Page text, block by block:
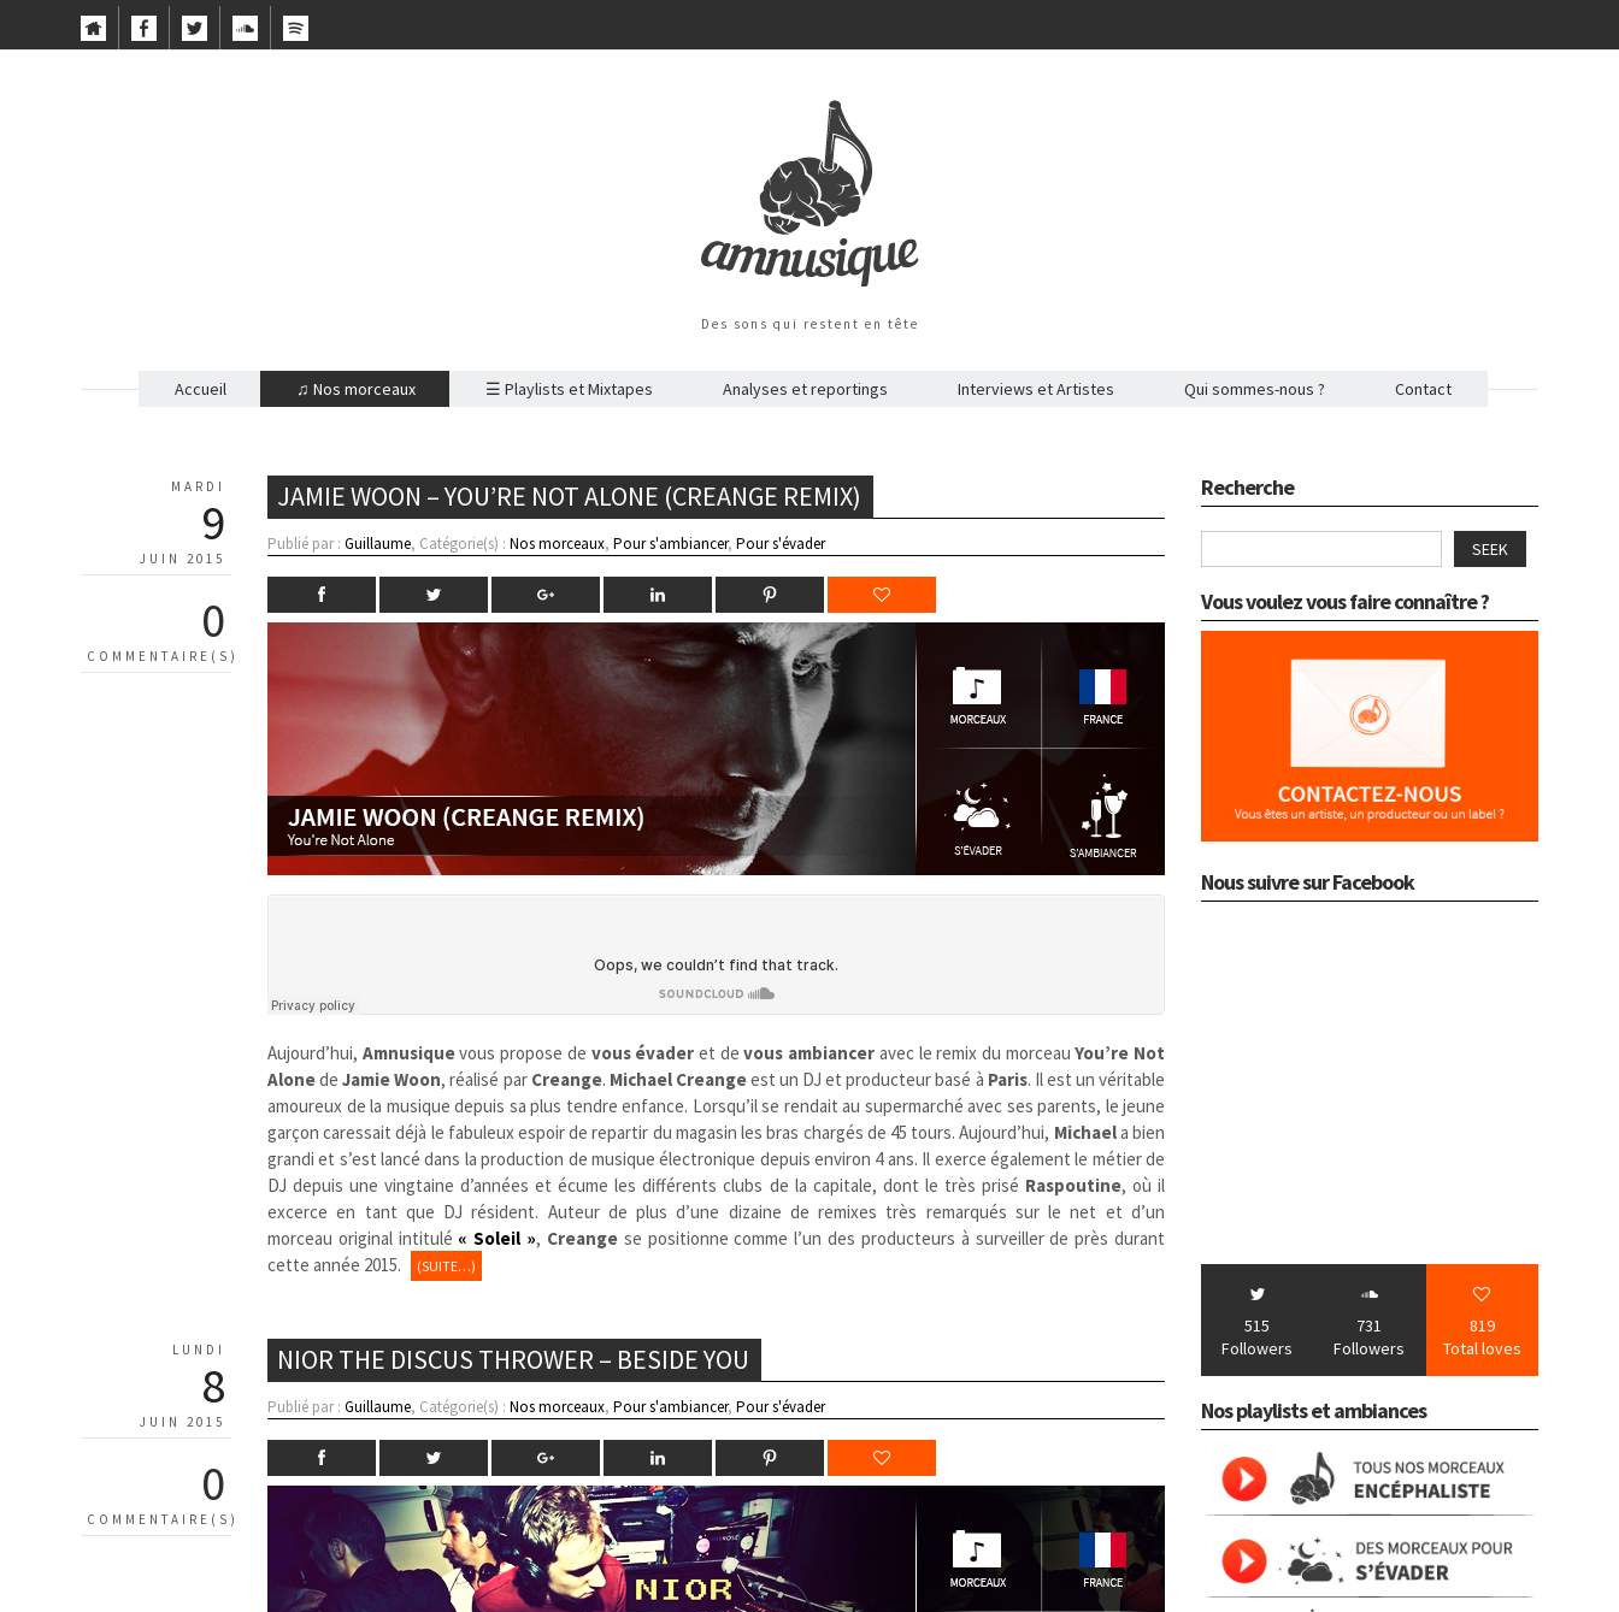
Des sons qui restent en tête
Accueil ♫ Nos morceaux ☰ Playlists et Mixtapes Analyses et reportings Interviews et Artistes Qui sommes-nous ? Contact
MARDI
9
JUIN 2015
0
COMMENTAIRE(S)
JAMIE WOON – YOU’RE NOT ALONE (CREANGE REMIX)
Publié par :Guillaume, Catégorie(s) :Nos morceaux,Pour s'ambiancer,Pour s'évader
Aujourd’hui, Amnusiquevous propose de vous évader et devous ambiancer avec le remix du morceauYou’re Not
AlonedeJamie Woon, réalisé par Creange. Michael Creangeest un DJ et producteur basé à Paris. Il est un véritable
amoureux de la musique depuis sa plus tendre enfance. Lorsqu’il se rendait au supermarché avec ses parents, le jeune
garçon caressait déjà le fabuleux espoir de repartir du magasin les bras chargés de 45 tours. Aujourd’hui, Michaela bien
grandi et s’est lancé dans la production de musique électronique depuis environ 4 ans. Il exerce également le métier de
DJ depuis une vingtaine d’années et écume les différents clubs de la capitale, dont le très prisé Raspoutine, où il
excerce en tant que DJ résident. Auteur de plus d’une dizaine de remixes très remarqués sur le net et d’un
morceau original intitulé « Soleil », Creangese positionne comme l’un des producteurs à surveiller de près durant
cette année 2015.
(SUITE…)
LUNDI
8
JUIN 2015
0
COMMENTAIRE(S)
NIOR THE DISCUS THROWER – BESIDE YOU
Publié par :Guillaume, Catégorie(s) :Nos morceaux,Pour s'ambiancer,Pour s'évader
Recherche
SEEK
Vous voulez vous faire connaître ?
Nous suivre sur Facebook
515
Followers
731
Followers
819
Total loves
Nos playlists et ambiances